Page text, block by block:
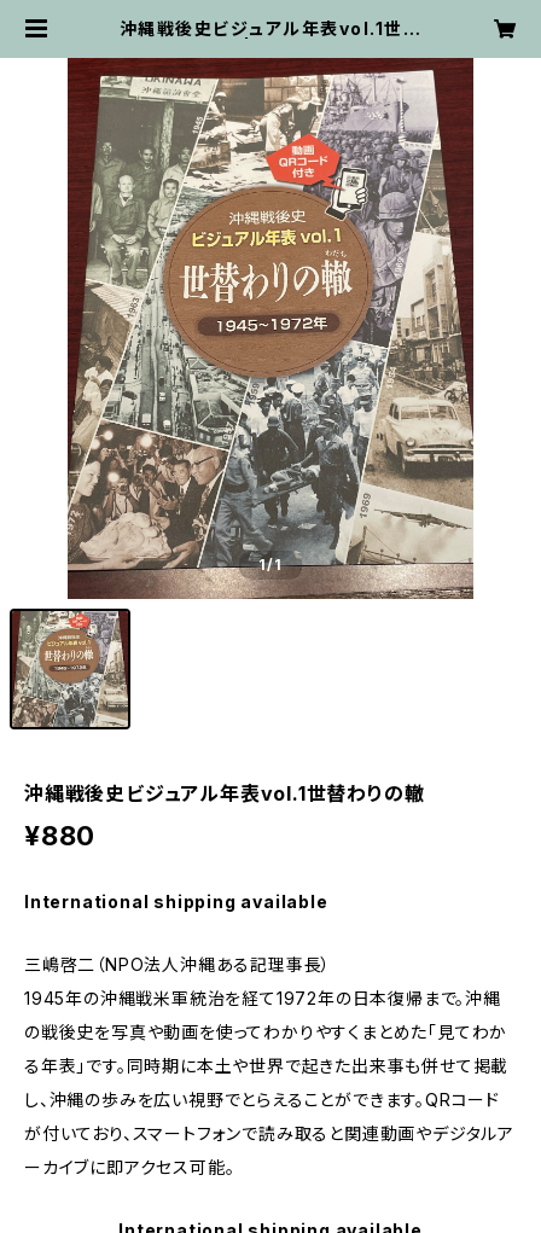
沖縄戦後史ビジュアル年表vol.1世替
1/1
沖縄戦後史ビジュアル年表vol.1世替わりの轍
¥880
International shipping available
三嶋啓二（NPO法人沖縄ある記理事長）
1945年の沖縄戦米軍統治を経て1972年の日本復帰まで。沖縄
の戦後史を写真や動画を使ってわかりやすくまとめた「見てわか
る年表」です。同時期に本土や世界で起きた出来事も併せて掲載
し、沖縄の歩みを広い視野でとらえることができます。QRコード
が付いており、スマートフォンで読み取ると関連動画やデジタルア
ーカイブに即アクセス可能。